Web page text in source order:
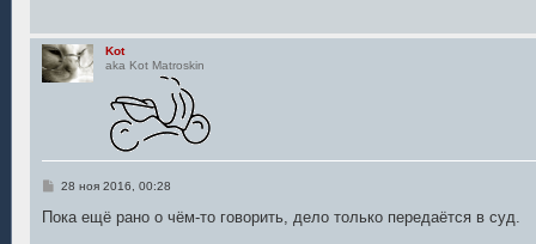
и
е
Kot
aka Kot Matroskin
С
о
28 ноя 2016, 00:28
Пока ещё рано о чём-то говорить, дело только передаётся в суд.